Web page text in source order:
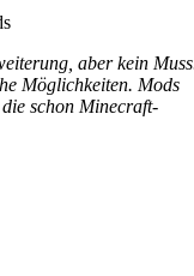
aber kein
Möglichkeiten. Mods
schon Minecraft-